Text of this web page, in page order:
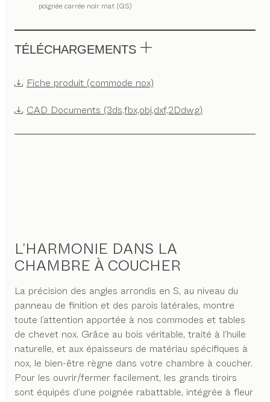
poignée carrée noir mat (QS)
TÉLÉCHARGEMENTS
Fiche produit (commode nox)
CAD Documents (3ds,fbx,obj,dxf,2Ddwg)
L’HARMONIE DANS LA
CHAMBRE À COUCHER
La précision des angles arrondis en S, au niveau du
panneau de finition et des parois latérales, montre
toute l’attention apportée à nos commodes et tables
de chevet nox. Grâce au bois véritable, traité à l’huile
naturelle, et aux épaisseurs de matériau spécifiques à
nox, le bien-être règne dans votre chambre à coucher.
Pour les ouvrir/fermer facilement, les grands tiroirs
sont équipés d’une poignée rabattable, intégrée à fleur